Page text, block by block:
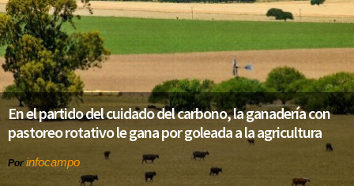
En el partido del cuidado del carbono, la ganadería con
pastoreo rotativo le gana por goleada a la agricultura
Por infocampo